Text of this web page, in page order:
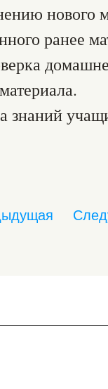
нового
ранее
знаний